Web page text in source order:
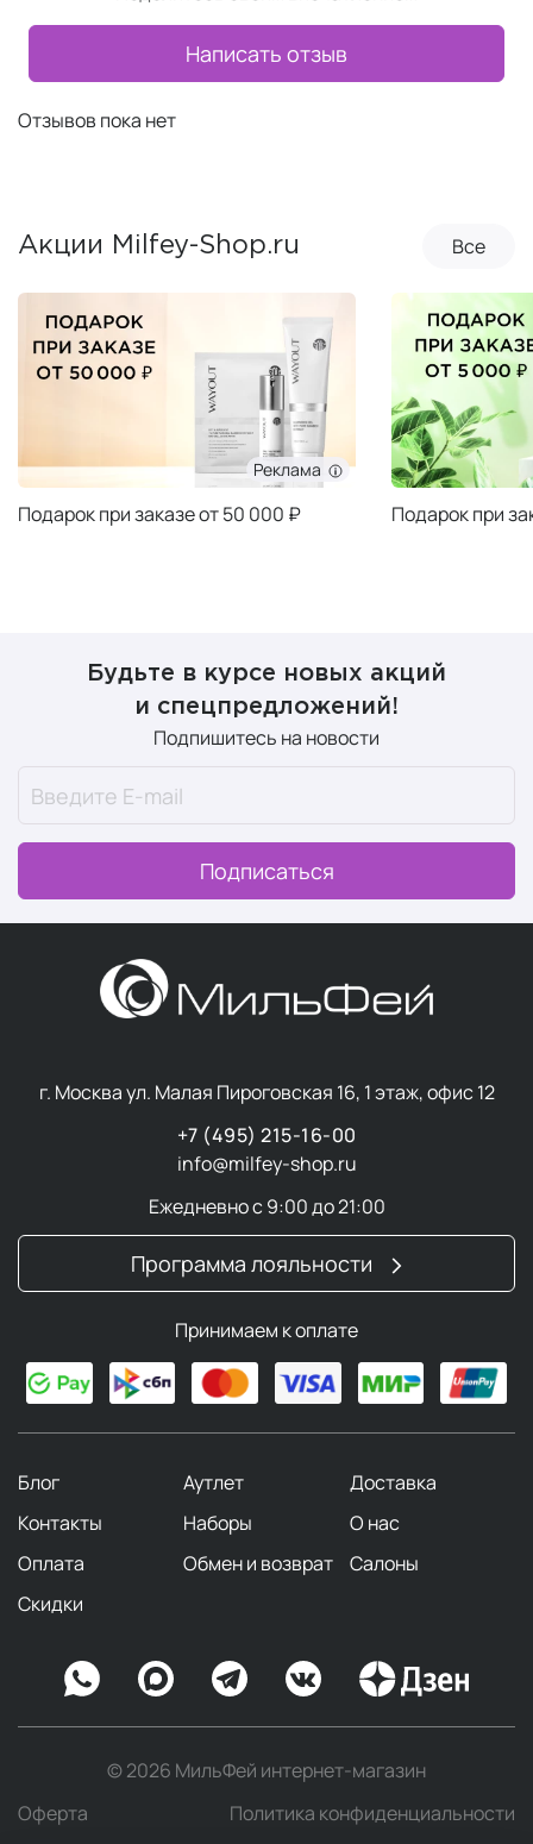
Написать отзыв
Отзывов пока нет
Акции Milfey-Shop.ru Все
Реклама
Подарок при заказе от 50 000 ₽ Подарок при
Будьте в курсе новых акций
и спецпредложений!
Подпишитесь на новости
Подписаться
г. Москва ул. Малая Пироговская 16, 1 этаж, офис 12
+7 (495) 215-16-00
info@milfey-shop.ru
Ежедневно с 9:00 до 21:00
Программа лояльности
Принимаем к оплате
Блог Аутлет
Доставка
Контакты
Наборы
О нас
Оплата
Обмен и возврат
Салоны
Скидки
© 2026 МильФей интернет-магазин
Оферта
Политика конфиденциальности